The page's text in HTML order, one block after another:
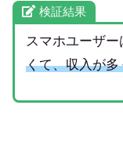
検証結果
スマホユーザ
くて、収入が